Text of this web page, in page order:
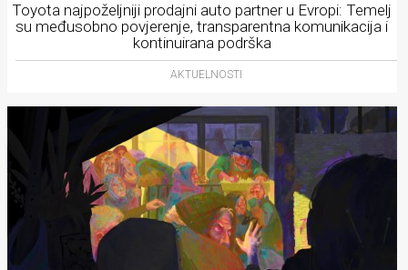
Toyota najpoželjniji prodajni auto partner u Evropi: Temelj
su međusobno povjerenje, transparentna komunikacija i
kontinuirana podrška
AKTUELNOSTI